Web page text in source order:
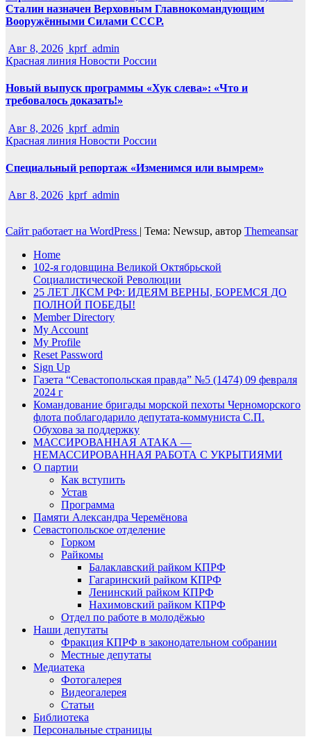
Сталин назначен Верховным Главнокомандующим
Вооружёнными Силами СССР.
Авг 8, 2026 kprf_admin
Красная линия Новости России
Новый выпуск программы «Хук слева»: «Что и
требовалось доказать!»
Авг 8, 2026 kprf_admin
Красная линия Новости России
Специальный репортаж «Изменимся или вымрем»
Авг 8, 2026 kprf_admin
Сайт работает на WordPress | Тема: Newsup, автор Themeansar
Home
102-я годовщина Великой Октябрьской
Социалистической Революции
25 ЛЕТ ЛКСМ РФ: ИДЕЯМ ВЕРНЫ, БОРЕМСЯ ДО
ПОЛНОЙ ПОБЕДЫ!
Member Directory
My Account
My Profile
Reset Password
Sign Up
Газета “Севастопольская правда” №5 (1474) 09 февраля
2024 г
Командование бригады морской пехоты Черноморского
флота поблагодарило депутата-коммуниста С.П.
Обухова за поддержку
МАССИРОВАННАЯ АТАКА —
НЕМАССИРОВАННАЯ РАБОТА С УКРЫТИЯМИ
О партии
Как вступить
Устав
Программа
Памяти Александра Черемёнова
Севастопольское отделение
Горком
Райкомы
Балаклавский райком КПРФ
Гагаринский райком КПРФ
Ленинский райком КПРФ
Нахимовский райком КПРФ
Отдел по работе в молодёжью
Наши депутаты
Фракция КПРФ в законодательном собрании
Местные депутаты
Медиатека
Фотогалерея
Видеогалерея
Статьи
Библиотека
Персональные страницы